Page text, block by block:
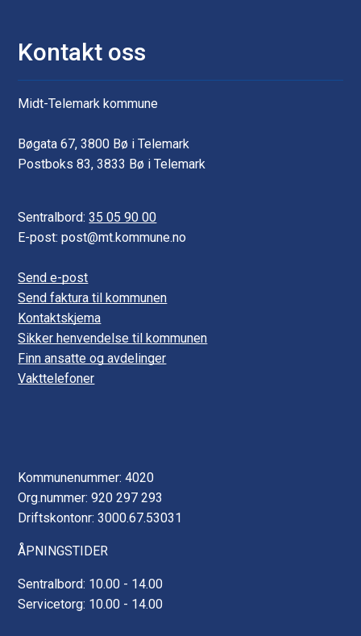
Kontakt oss
Midt-Telemark kommune
Bøgata 67, 3800 Bø i Telemark
Postboks 83, 3833 Bø i Telemark
Sentralbord:35 05 90 00
E-post: post@mt.kommune.no
Send e-post
Send faktura til kommunen
Kontaktskjema
Sikker henvendelse til kommunen
Finn ansatte og avdelinger
Vakttelefoner
Kommunenummer: 4020
Org.nummer: 920 297 293
Driftskontonr: 3000.67.53031
ÅPNINGSTIDER
Sentralbord: 10.00 - 14.00
Servicetorg: 10.00 - 14.00